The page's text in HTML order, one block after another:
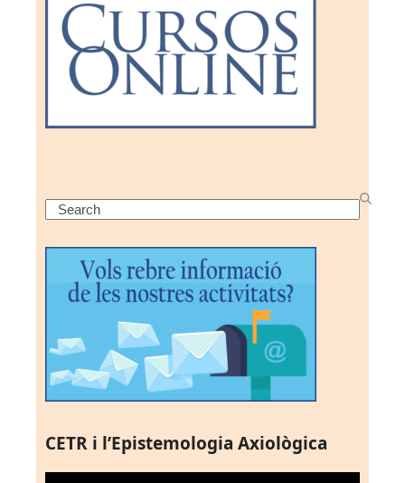
Search
CETR i l’Epistemologia Axiològica